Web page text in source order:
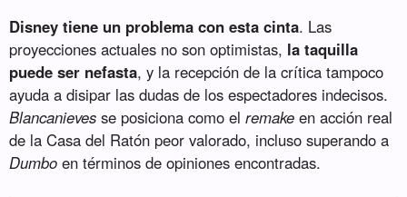
Disney tiene un problema con esta cinta. Las
proyecciones actuales no son optimistas, la taquilla
puede ser nefasta, y la recepción de la crítica tampoco
ayuda a disipar las dudas de los espectadores indecisos.
Blancanieves se posiciona como elremake en acción real
de la Casa del Ratón peor valorado, incluso superando a
Dumbo en términos de opiniones encontradas.